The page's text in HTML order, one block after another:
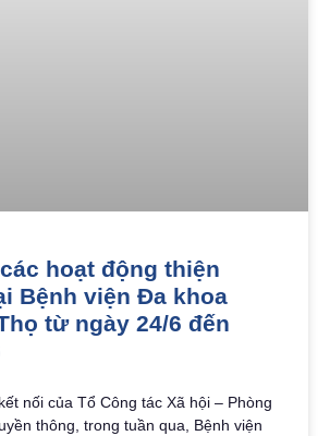
hoạt động thiện
Bệnh viện Đa khoa
từ ngày 24/6 đến
nối của Tổ Công tác Xã hội – Phòng
thông, trong tuần qua, Bệnh viện